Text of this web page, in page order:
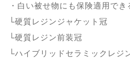
・白い被せ物にも保険適用でき
└硬質レジンジャケット冠
└硬質レジン前装冠
└ハイブリッドセラミックレジ